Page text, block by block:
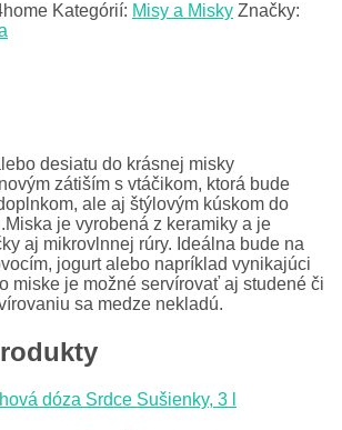
Kategórií: Misy a Misky Značky:
desiatu do krásnej misky
zátiším s vtáčikom, ktorá bude
ale aj štýlovým kúskom do
je vyrobená z keramiky a je
aj mikrovlnnej rúry. Ideálna bude na
jogurt alebo napríklad vynikajúci
miske je možné servírovať aj studené či
sa medze nekladú.